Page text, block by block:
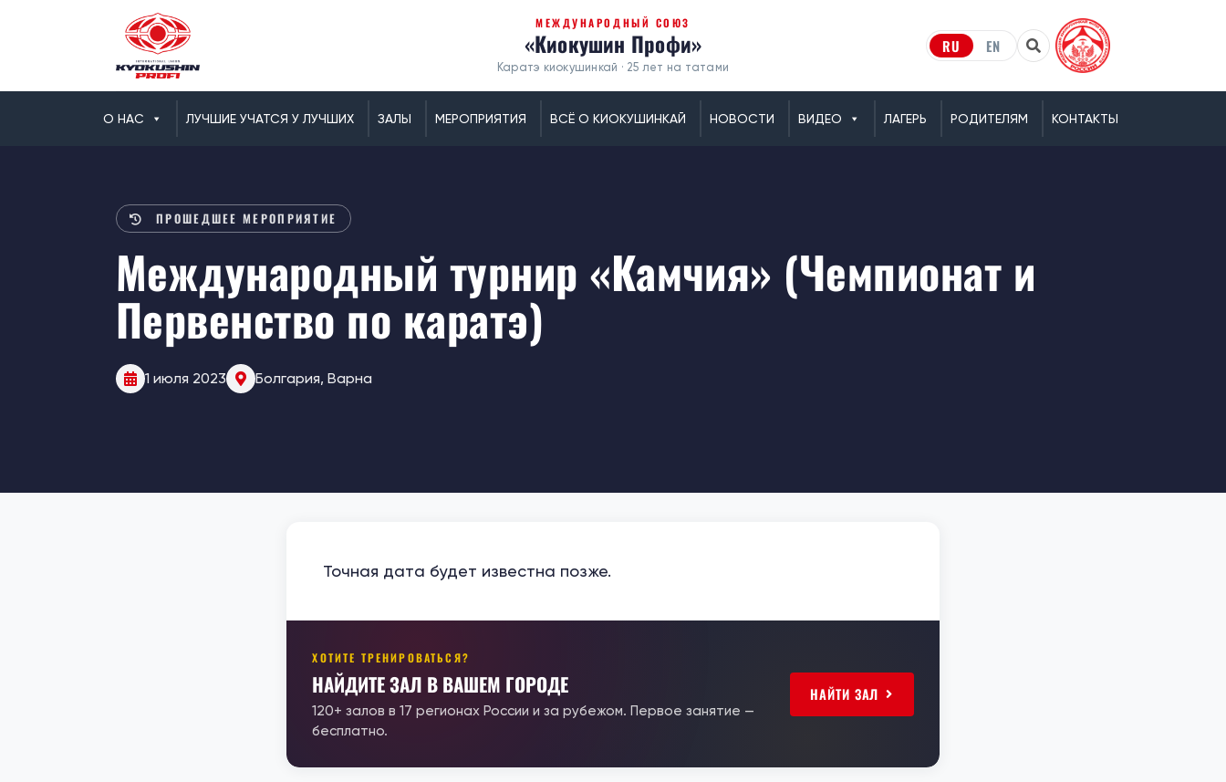
МЕЖДУНАРОДНЫЙ СОЮЗ
«Киокушин Профи»
Каратэ киокушинкай · 25 лет на татами
RU EN
О НАС ЛУЧШИЕ УЧАТСЯ У ЛУЧШИХ ЗАЛЫ МЕРОПРИЯТИЯ ВСЁ О КИОКУШИНКАЙ НОВОСТИ ВИДЕО ЛАГЕРЬ РОДИТЕЛЯМ КОНТАКТЫ
ПРОШЕДШЕЕ МЕРОПРИЯТИЕ
Международный турнир «Камчия» (Чемпионат и
Первенство по каратэ)
1 июля 2023 Болгария, Варна
Точная дата будет известна позже.
ХОТИТЕ ТРЕНИРОВАТЬСЯ?
НАЙДИТЕ ЗАЛ В ВАШЕМ ГОРОДЕ
120+ залов в 17 регионах России и за рубежом. Первое занятие —
бесплатно.
НАЙТИ ЗАЛ